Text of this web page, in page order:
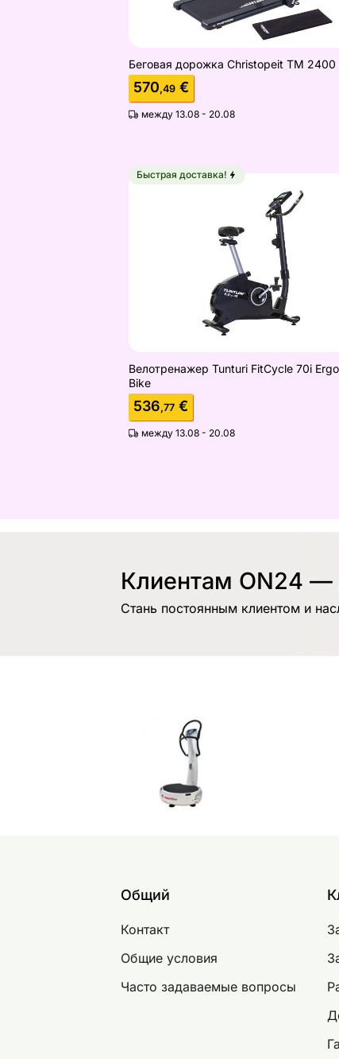
Беговая дорожка Christopeit TM 2400
570,49 €
между 13.08 - 20.08
Велотренажер Tunturi FitCycle 70i
Найдите
Быстрая доставка!
Велотренажер Tunturi FitCycle 70i
Bike
536,77 €
между 13.08 - 20.08
Клиентам ON24 —
Стань постоянным клиентом и
Общий
Контакт
Общие условия
Часто задаваемые вопросы